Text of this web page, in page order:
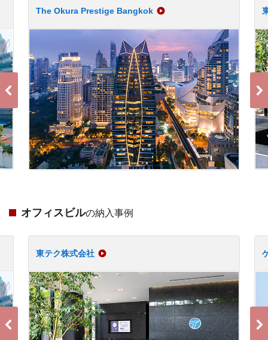
The Okura Prestige Bangkok
オフィスビルの納入事例
東テク株式会社